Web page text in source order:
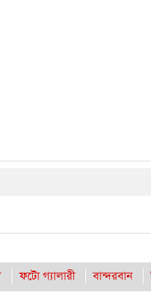
ফটো গ্যালারী বান্দরবান